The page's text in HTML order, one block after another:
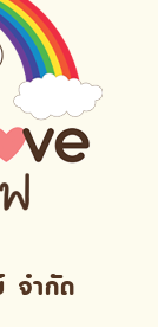
จํากัด